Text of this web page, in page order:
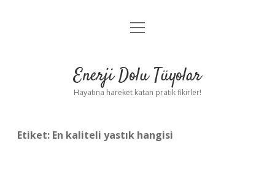
Anasayfa
Yasal Uyarı
menüyü
Enerji Dolu Tüyolar
Hayatına hareket katan pratik fikirler!
Etiket: En kaliteli yastık hangisi